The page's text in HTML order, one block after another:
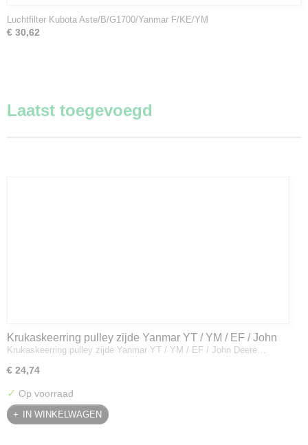
Luchtfilter Kubota Aste/B/G1700/Yanmar F/KE/YM
€ 30,62
Laatst toegevoegd
Krukaskeerring pulley zijde Yanmar YT / YM / EF / John
Deere - 119934-01800
Krukaskeerring pulley zijde Yanmar YT / YM / EF / John Deere…
€ 24,74
✓ Op voorraad
IN WINKELWAGEN